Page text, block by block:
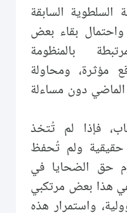
السلطوية السابقة
بقاء بعض
بالمنظومة
مؤثرة، ومحاولة
دون مساءلة
فإذا لم تُتخذ
حقيقية ولم تُحفظ
حق الضحايا في
هذا بعض مرتكبي
واستمرار هذه